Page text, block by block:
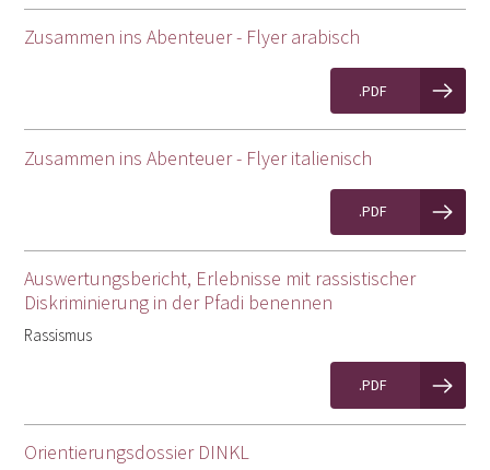
Zusammen ins Abenteuer - Flyer arabisch
.PDF
Zusammen ins Abenteuer - Flyer italienisch
.PDF
Auswertungsbericht, Erlebnisse mit rassistischer
Diskriminierung in der Pfadi benennen
Rassismus
.PDF
Orientierungsdossier DINKL